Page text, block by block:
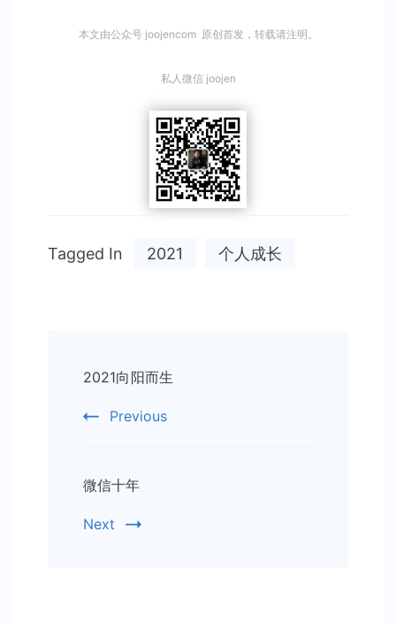
本文由公众号 joojencom 原创首发，转载请注明。
私人微信 joojen
Tagged In 2021 个人成长
Navigation
2021向阳而生
Previous
微信十年
Next